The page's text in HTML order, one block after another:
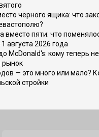
чёрного ящика: что
вместо пяти: что
августа 2026 года
McDonald's: кому теперь
рынок
— это много или мало?
стройки